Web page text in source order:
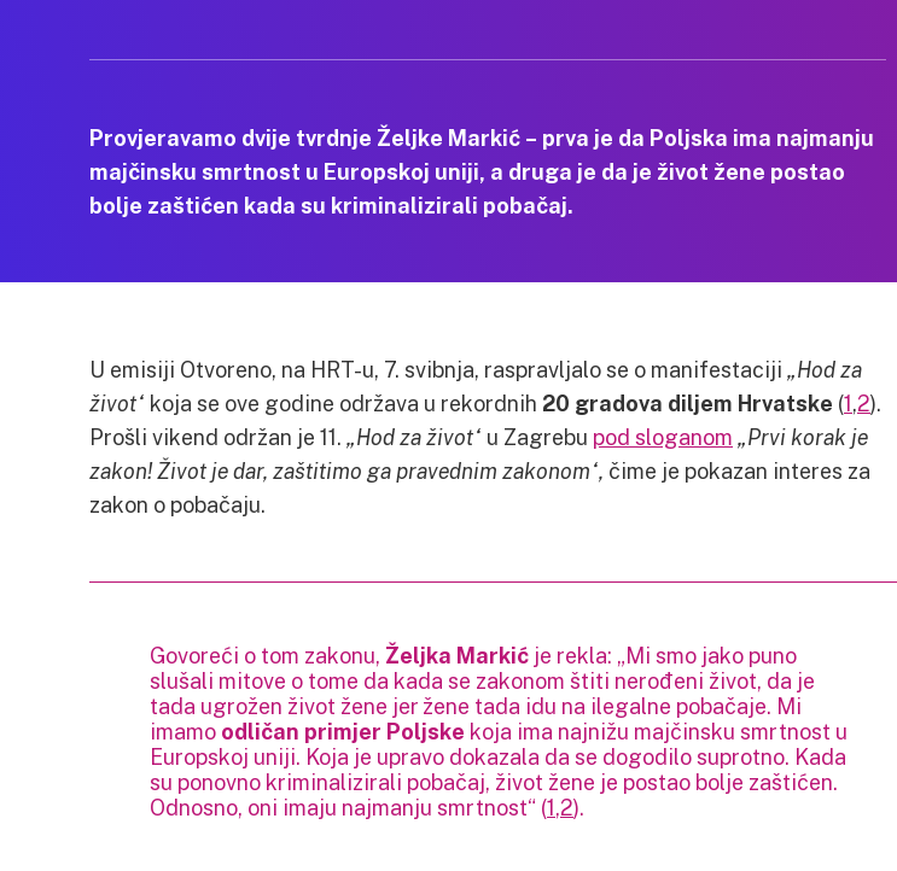
Provjeravamo dvije tvrdnje Željke Markić – prva je da Poljska ima najmanju
majčinsku smrtnost u Europskoj uniji, a druga je da je život žene postao
bolje zaštićen kada su kriminalizirali pobačaj.
U emisiji Otvoreno, na HRT-u, 7. svibnja, raspravljalo se o manifestaciji „Hod za
život“ koja se ove godine održava u rekordnih 20 gradova diljem Hrvatske (1,2).
Prošli vikend održan je 11. „Hod za život“ u Zagrebu pod sloganom „Prvi korak je
zakon! Život je dar, zaštitimo ga pravednim zakonom“, čime je pokazan interes za
zakon o pobačaju.
Govoreći o tom zakonu, Željka Markić je rekla: „Mi smo jako puno
slušali mitove o tome da kada se zakonom štiti nerođeni život, da je
tada ugrožen život žene jer žene tada idu na ilegalne pobačaje. Mi
imamo odličan primjer Poljske koja ima najnižu majčinsku smrtnost u
Europskoj uniji. Koja je upravo dokazala da se dogodilo suprotno. Kada
su ponovno kriminalizirali pobačaj, život žene je postao bolje zaštićen.
Odnosno, oni imaju najmanju smrtnost“ (1,2).